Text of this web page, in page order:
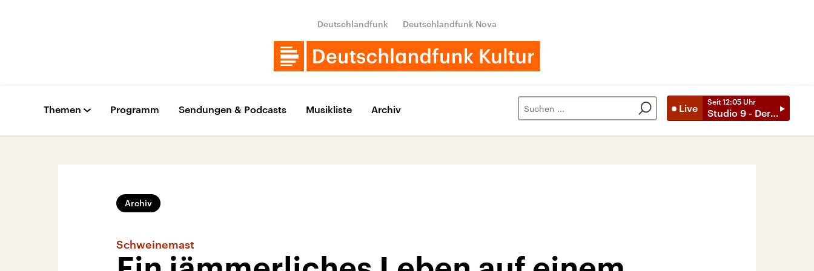
Deutschlandfunk Deutschlandfunk Nova
Live
Seit 12:05 Uhr
Studio 9 - Der Tag mit
Themen Programm Sendungen & Podcasts Musikliste Archiv
Archiv
Schweinemast